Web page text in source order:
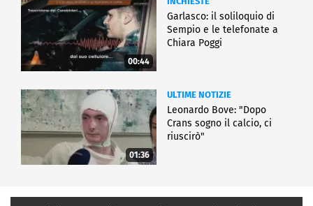
00:44
Garlasco: il soliloquio di
Sempio e le telefonate a
Chiara Poggi
01:36
ULTIME NOTIZIE
Leonardo Bove: "Dopo
Crans sogno il calcio, ci
riuscirò"